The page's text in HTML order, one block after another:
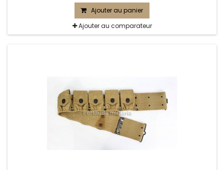
Ajouter au panier
Ajouter au comparateur